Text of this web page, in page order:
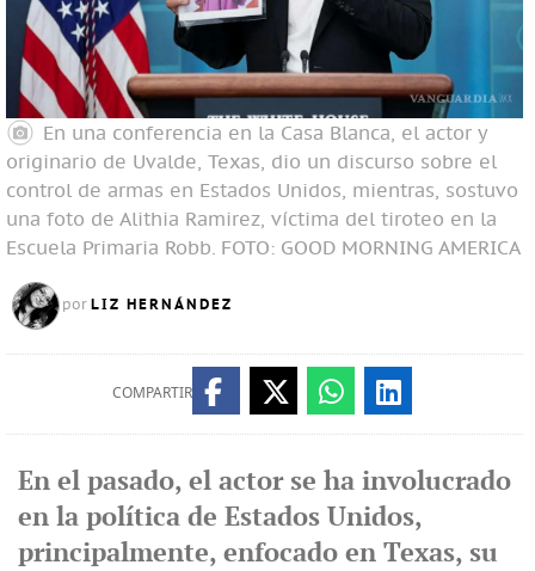
En una conferencia en la Casa Blanca, el actor y
originario de Uvalde, Texas, dio un discurso sobre el
control de armas en Estados Unidos, mientras, sostuvo
una foto de Alithia Ramirez, víctima del tiroteo en la
Escuela Primaria Robb. FOTO: GOOD MORNING AMERICA
por LIZ HERNÁNDEZ
COMPARTIR
En el pasado, el actor se ha involucrado
en la política de Estados Unidos,
principalmente, enfocado en Texas, su